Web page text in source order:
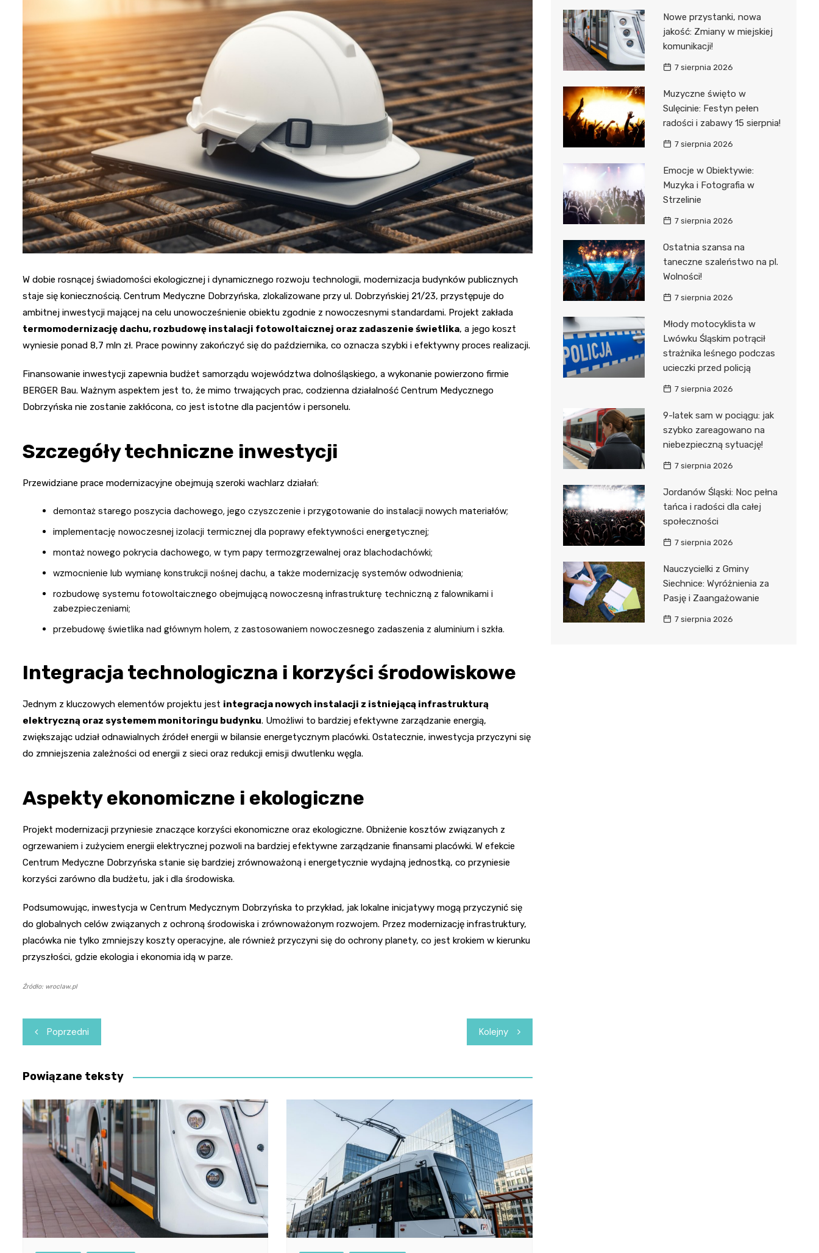
Fryzjer
Kino
Poczta
W dobie rosnącej świadomości ekologicznej i dynamicznego rozwoju technologii, modernizacja budynków publicznych
staje się koniecznością. Centrum Medyczne Dobrzyńska, zlokalizowane przy ul. Dobrzyńskiej 21/23, przystępuje do
ambitnej inwestycji mającej na celu unowocześnienie obiektu zgodnie z nowoczesnymi standardami. Projekt zakłada
termomodernizację dachu, rozbudowę instalacji fotowoltaicznej oraz zadaszenie świetlika, a jego koszt
wyniesie ponad 8,7 mln zł. Prace powinny zakończyć się do października, co oznacza szybki i efektywny proces realizacji.
Finansowanie inwestycji zapewnia budżet samorządu województwa dolnośląskiego, a wykonanie powierzono firmie
BERGER Bau. Ważnym aspektem jest to, że mimo trwających prac, codzienna działalność Centrum Medycznego
Dobrzyńska nie zostanie zakłócona, co jest istotne dla pacjentów i personelu.
Szczegóły techniczne inwestycji
Przewidziane prace modernizacyjne obejmują szeroki wachlarz działań:
demontaż starego poszycia dachowego, jego czyszczenie i przygotowanie do instalacji nowych materiałów;
implementację nowoczesnej izolacji termicznej dla poprawy efektywności energetycznej;
montaż nowego pokrycia dachowego, w tym papy termozgrzewalnej oraz blachodachówki;
wzmocnienie lub wymianę konstrukcji nośnej dachu, a także modernizację systemów odwodnienia;
rozbudowę systemu fotowoltaicznego obejmującą nowoczesną infrastrukturę techniczną z falownikami i
zabezpieczeniami;
przebudowę świetlika nad głównym holem, z zastosowaniem nowoczesnego zadaszenia z aluminium i szkła.
Integracja technologiczna i korzyści środowiskowe
Jednym z kluczowych elementów projektu jest integracja nowych instalacji z istniejącą infrastrukturą
elektryczną oraz systemem monitoringu budynku. Umożliwi to bardziej efektywne zarządzanie energią,
zwiększając udział odnawialnych źródeł energii w bilansie energetycznym placówki. Ostatecznie, inwestycja przyczyni się
do zmniejszenia zależności od energii z sieci oraz redukcji emisji dwutlenku węgla.
Aspekty ekonomiczne i ekologiczne
Projekt modernizacji przyniesie znaczące korzyści ekonomiczne oraz ekologiczne. Obniżenie kosztów związanych z
ogrzewaniem i zużyciem energii elektrycznej pozwoli na bardziej efektywne zarządzanie finansami placówki. W efekcie
Centrum Medyczne Dobrzyńska stanie się bardziej zrównoważoną i energetycznie wydajną jednostką, co przyniesie
korzyści zarówno dla budżetu, jak i dla środowiska.
Podsumowując, inwestycja w Centrum Medycznym Dobrzyńska to przykład, jak lokalne inicjatywy mogą przyczynić się
do globalnych celów związanych z ochroną środowiska i zrównoważonym rozwojem. Przez modernizację infrastruktury,
placówka nie tylko zmniejszy koszty operacyjne, ale również przyczyni się do ochrony planety, co jest krokiem w kierunku
przyszłości, gdzie ekologia i ekonomia idą w parze.
Źródło: wroclaw.pl
Nawigacja
wpisu
Poprzedni Kolejny
Powiązane teksty
Nowe przystanki, nowa
jakość: Zmiany w miejskiej
komunikacji!
7 sierpnia 2026
Muzyczne święto w
Sulęcinie: Festyn pełen
radości i zabawy 15 sierpnia!
7 sierpnia 2026
Emocje w Obiektywie:
Muzyka i Fotografia w
Strzelinie
7 sierpnia 2026
Ostatnia szansa na
taneczne szaleństwo na pl.
Wolności!
7 sierpnia 2026
Młody motocyklista w
Lwówku Śląskim potrącił
strażnika leśnego podczas
ucieczki przed policją
7 sierpnia 2026
9-latek sam w pociągu: jak
szybko zareagowano na
niebezpieczną sytuację!
7 sierpnia 2026
Jordanów Śląski: Noc pełna
tańca i radości dla całej
społeczności
7 sierpnia 2026
Nauczycielki z Gminy
Siechnice: Wyróżnienia za
Pasję i Zaangażowanie
7 sierpnia 2026